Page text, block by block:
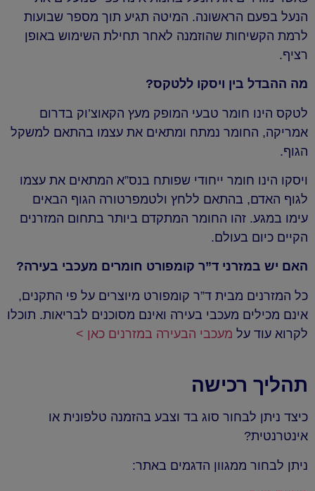
הנעל בפעם הראשונה. המיטה תגיע תוך מספר שבועות
לרמת הקשיחות שהוזמנה לאחר תחילת השימוש באופן
רציף.
מה ההבדל בין ויסקו ללטקס?
לטקס הינו חומר טבעי המופק מעץ הקאוצ’וק בדרום
אמריקה, החומר נמתח ומתאים את עצמו בהתאם למשקל
הגוף.
ויסקו הינו חומר ייחודי שפותח בנס”א המתאים את עצמו
לגוף האדם, בהתאם ללחץ ולטמפרטורה הגוף הבאים
עימו במגע. זהו החומר המתקדם ביותר בתחום המזרנים
הקיים כיום בעולם.
האם יש במזרני ד”ר קומפורט חומרים מעכבי בעירה?
כל המזרנים מבית ד”ר קומפורט מיוצרים על פי התקנים,
אינם מכילים מעכבי בעירה ואינם מסוכנים לבריאות. תוכלו
לקרוא עוד על מעכבי הבעירה במזרנים כאן >
תהליך רכישה
כיצד ניתן לבחור סוג בד וצבע בהזמנה טלפונית או
אינטרנטית?
ניתן לבחור ממגוון הדגמים באתר: